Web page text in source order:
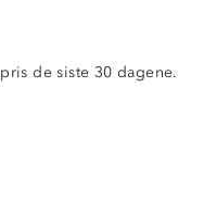
de siste 30 dagene.